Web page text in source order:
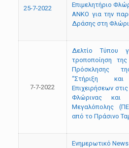
25-7-2022
Επιμελητήριο
ΑΝΚΟ για την
Δράσης στη
7-7-2022
Δελτίο Τύπου
τροποποίηση της
Πρόσκλησης
“Στήριξη και
Επιχειρήσεων
Φλώρινας
Μεγαλόπολης
από το Πράσινο
Ενημερωτικό